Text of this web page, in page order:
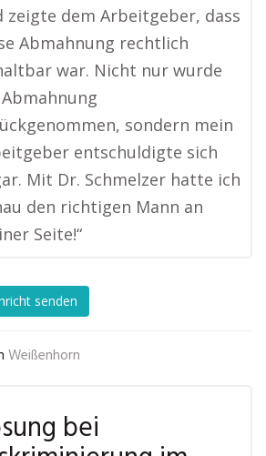
zeigte dem Arbeitgeber, dass
Abmahnung rechtlich
war. Nicht nur wurde
sondern mein
entschuldigte sich
Mit Dr. Schmelzer hatte ich
den richtigen Mann an
Seite!“
senden
Weißenhorn
bei